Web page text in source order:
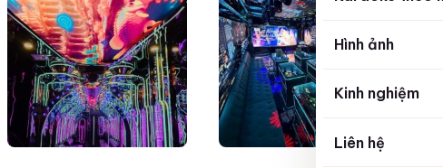
Hình ảnh
Kinh nghiệm
Liên hệ